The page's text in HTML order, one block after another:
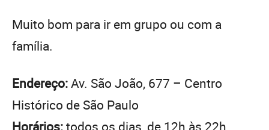
Muito bom para ir em grupo ou com a
família.
Endereço:Av. São João, 677 – Centro
Histórico de São Paulo